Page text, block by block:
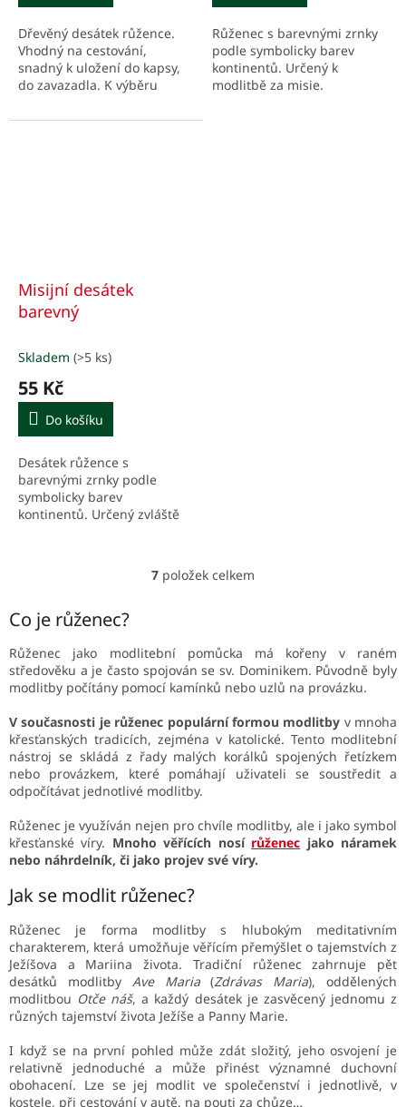
Dřevěný desátek růžence.
Vhodný na cestování,
snadný k uložení do kapsy,
do zavazadla. K výběru
Růženec s barevnými zrnky
podle symbolicky barev
kontinentů. Určený k
modlitbě za misie.
Misijní desátek
barevný
Skladem (>5 ks)
55 Kč
Do košíku
Desátek růžence s
barevnými zrnky podle
symbolicky barev
kontinentů. Určený zvláště
O
d
a
c
p
r
v
k
y
ý
p
i
7 položek celkem
Co je růženec?
Růženec jako modlitební pomůcka má kořeny v raném
středověku a je často spojován se sv. Dominikem. Původně byly
modlitby počítány pomocí kamínků nebo uzlů na provázku.
V současnosti je růženec populární formou modlitby v mnoha
křesťanských tradicích, zejména v katolické. Tento modlitební
nástroj se skládá z řady malých korálků spojených řetízkem
nebo provázkem, které pomáhají uživateli se soustředit a
odpočítávat jednotlivé modlitby.
Růženec je využíván nejen pro chvíle modlitby, ale i jako symbol
křesťanské víry. Mnoho věřících nosí růženec jako náramek
nebo náhrdelník, či jako projev své víry.
Jak se modlit růženec?
Růženec je forma modlitby s hlubokým meditativním
charakterem, která umožňuje věřícím přemýšlet o tajemstvích z
Ježíšova a Mariina života. Tradiční růženec zahrnuje pět
desátků modlitby Ave Maria(Zdrávas Maria), oddělených
modlitbou Otče náš, a každý desátek je zasvěcený jednomu z
různých tajemství života Ježíše a Panny Marie.
I když se na první pohled může zdát složitý, jeho osvojení je
relativně jednoduché a může přinést významné duchovní
obohacení. Lze se jej modlit ve společenství i jednotlivě, v
kostele, při cestování v autě, na pouti za chůze…